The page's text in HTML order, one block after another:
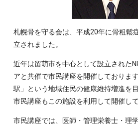
札幌骨を守る会は、平成20年に骨粗鬆
立されました。
近年は留萌市を中心として設立された
アと共催で市民講座を開催しておりま
駅」という地域住民の健康維持増進を
市民講座もこの施設を利用して開催して
市民講座では、医師・管理栄養士・理